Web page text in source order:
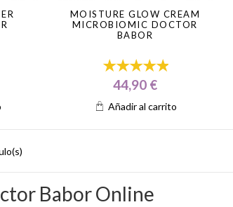
MOISTURE GLOW CREAM
MICROBIOMIC DOCTOR
BABOR
44,90 €
Añadir al carrito
Babor Online